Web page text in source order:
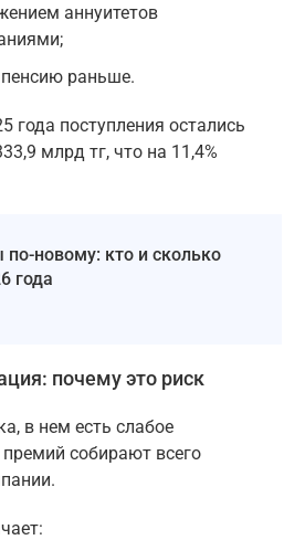
аннуитетов
раньше.
года поступления остались
млрд тг, что на 11,4%
новому: кто и сколько
года
почему это риск
в нем есть слабое
собирают всего